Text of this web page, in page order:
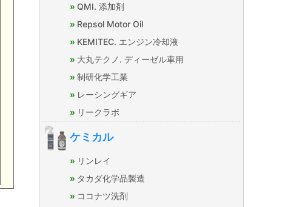
QMI. 添加剤
Repsol Motor Oil
KEMITEC. エンジン冷却液
大丸テクノ. ディーゼル車用
制研化学工業
レーシングギア
リークラボ
ケミカル
リンレイ
タカダ化学品製造
ココナツ洗剤